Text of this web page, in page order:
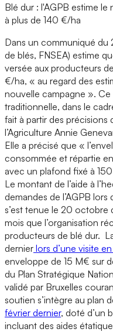
Blé dur : l'AGPB estime
à plus de 140 €/ha
Dans un communiqué du
de blés, FNSEA) estime
versée aux producteurs
€/ha, « au regard des
nouvelle campagne ».
traditionnelle, dans le
fait à partir des précisions
l’Agriculture Annie
Elle a précisé que «
consommée et répartie
avec un plafond fixé à
Le montant de l’aide à
demandes de l’AGPB
s’est tenue le 20 octobre
mois que l’organisation
producteurs de blé dur.
dernier lors d’une visite
enveloppe de 15 M€ sur
du Plan Stratégique
validé par Bruxelles
soutien s’intègre au plan
février dernier, doté d’un
incluant des aides